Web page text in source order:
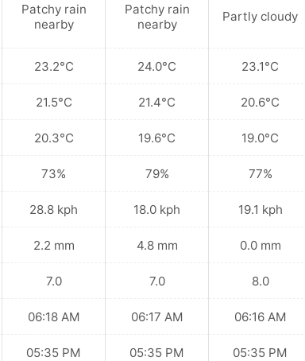
Patchy rain
nearby
23.2°C
21.5°C
20.3°C
73%
28.8 kph
2.2 mm
7.0
06:18 AM
05:35 PM
Patchy rain
nearby
24.0°C
21.4°C
19.6°C
79%
18.0 kph
4.8 mm
7.0
06:17 AM
05:35 PM
Partly cloudy
23.1°C
20.6°C
19.0°C
77%
19.1 kph
0.0 mm
8.0
06:16 AM
05:35 PM